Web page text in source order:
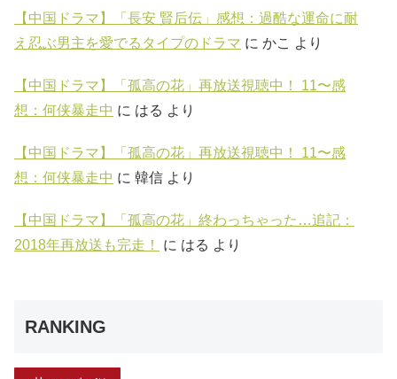
【中国ドラマ】「長安 賢后伝」感想：過酷な運命に耐
え忍ぶ男主を愛でるタイプのドラマ に かこ より
【中国ドラマ】「孤高の花」再放送視聴中！ 11〜感
想：何侠暴走中 に はる より
【中国ドラマ】「孤高の花」再放送視聴中！ 11〜感
想：何侠暴走中 に 韓信 より
【中国ドラマ】「孤高の花」終わっちゃった…追記：
2018年再放送も完走！
に はる より
RANKING